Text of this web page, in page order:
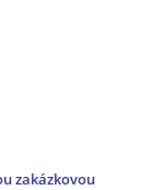
zakázkovou